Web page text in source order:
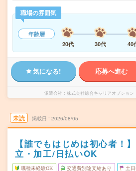
職場の雰囲気
年齢層
20代
30代 40
気になる! 応募へ進む
派遣会社 株式会社綜合キャリアオプション
未読 掲載日 2026/08/05
【誰でもはじめは初心者！
立・加工/日払いOK
職種未経験OK 交通費別途支給あり 土